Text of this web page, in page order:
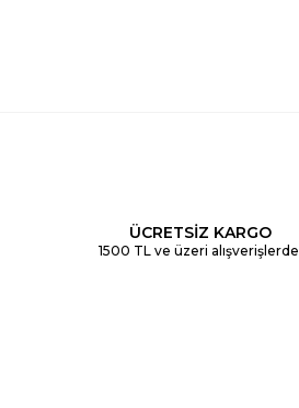
ÜCRETSİZ KARGO
1500 TL ve üzeri